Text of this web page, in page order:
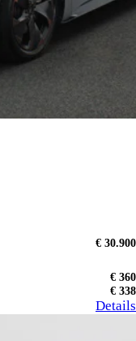
€ 30.900
€ 360
€ 338
Details